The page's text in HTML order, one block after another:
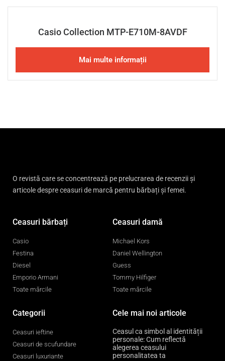
Casio Collection MTP-E710M-8AVDF
Mai multe informații
O revistă care se concentrează pe prelucrarea de recenzii și
articole despre ceasuri de marcă pentru bărbați și femei.
Ceasuri bărbați
Casio
Festina
Diesel
Emporio Armani
Toate mărcile
Ceasuri damă
Michael Kors
Daniel Wellington
Guess
Tommy Hilfiger
Toate mărcile
Categorii
Ceasuri ieftine
Ceasuri de scufundare
Ceasuri luxuriante
Cele mai noi articole
Ceasul ca simbol al identității
personale: Cum reflectă
alegerea ceasului
personalitatea ta